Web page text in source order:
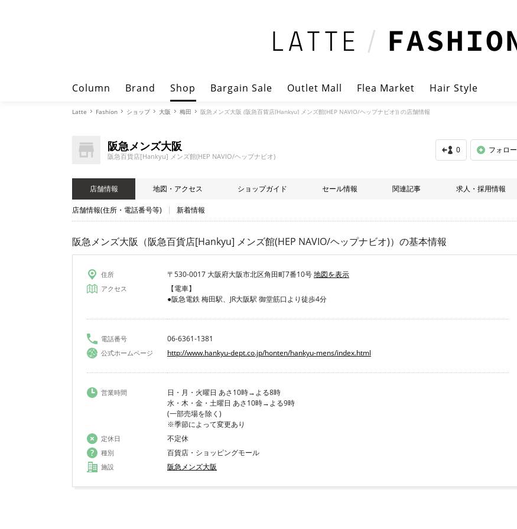
Column Brand Shop Bargain Sale Outlet Mall Flea Market Hair Style
Latte Fashion ショップ 大阪 梅田 阪急メンズ大阪 (阪急百貨店[Hankyu] メンズ館(HEP NAVIO/ヘップナビオ)) の店舗情報
阪急メンズ大阪
阪急百貨店[Hankyu] メンズ館(HEP NAVIO/ヘップナビオ)
0 フォロー
店舗情報 地図・アクセス ショップガイド セール情報 関連記事 求人・採用情報
店舗情報(住所・電話番号等) 新着情報
阪急メンズ大阪（阪急百貨店[Hankyu] メンズ館(HEP NAVIO/ヘップナビオ)） の基本情報
住所 〒530-0017 大阪府大阪市北区角田町7番10号地図を表示
アクセス
【電車】
●阪急電鉄 梅田駅、JR大阪駅 御堂筋口より徒歩4分
電話番号 06-6361-1381
公式ホームページ http://www.hankyu-dept.co.jp/honten/hankyu-mens/index.html
営業時間
日・月・火曜日 あさ10時→よる8時
水・木・金・土曜日 あさ10時→よる9時
(一部売場を除く)
※季節によって変更あり
定休日 不定休
種別 百貨店・ショッピングモール
施設 阪急メンズ大阪